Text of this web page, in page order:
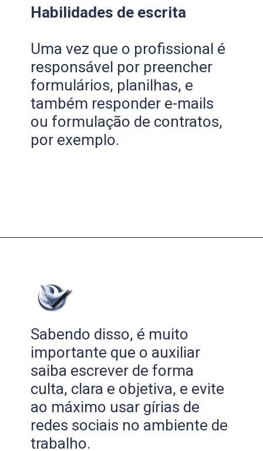
Habilidades de escrita
Uma vez que o profissional é
responsável por preencher
formulários, planilhas, e
também responder e-mails
ou formulação de contratos,
por exemplo.
Sabendo disso, é muito
importante que o auxiliar
saiba escrever de forma
culta, clara e objetiva, e evite
ao máximo usar gírias de
redes sociais no ambiente de
trabalho.